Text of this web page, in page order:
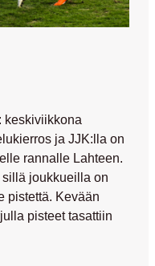
keskiviikkona
ja JJK:lla on
rannalle Lahteen.
joukkueilla on
pistettä. Kevään
pisteet tasattiin